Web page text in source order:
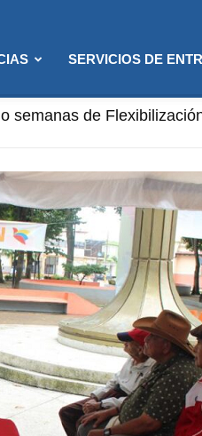
SERVICIOS DE
semanas de